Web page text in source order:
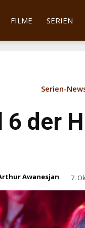
FILME SERIEN
Serien-
der
Awanesjan 7.